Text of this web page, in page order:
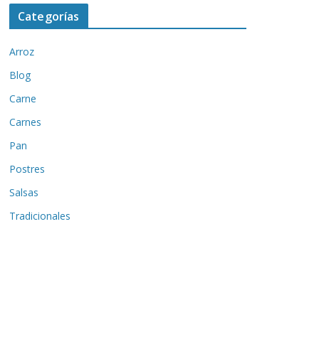
Categorías
Arroz
Blog
Carne
Carnes
Pan
Postres
Salsas
Tradicionales